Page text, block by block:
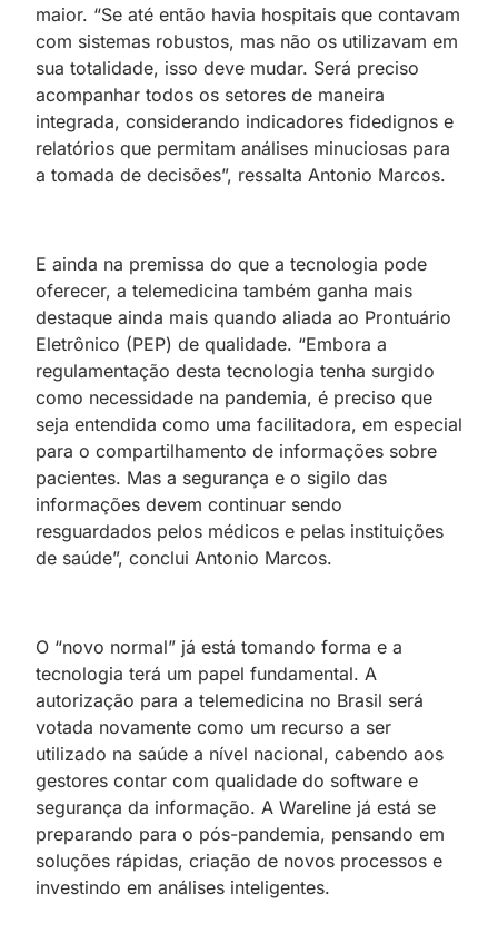
maior. “Se até então havia hospitais que contavam
com sistemas robustos, mas não os utilizavam em
sua totalidade, isso deve mudar. Será preciso
acompanhar todos os setores de maneira
integrada, considerando indicadores fidedignos e
relatórios que permitam análises minuciosas para
a tomada de decisões”, ressalta Antonio Marcos.
E ainda na premissa do que a tecnologia pode
oferecer, a telemedicina também ganha mais
destaque ainda mais quando aliada ao Prontuário
Eletrônico (PEP) de qualidade. “Embora a
regulamentação desta tecnologia tenha surgido
como necessidade na pandemia, é preciso que
seja entendida como uma facilitadora, em especial
para o compartilhamento de informações sobre
pacientes. Mas a segurança e o sigilo das
informações devem continuar sendo
resguardados pelos médicos e pelas instituições
de saúde”, conclui Antonio Marcos.
O “novo normal” já está tomando forma e a
tecnologia terá um papel fundamental. A
autorização para a telemedicina no Brasil será
votada novamente como um recurso a ser
utilizado na saúde a nível nacional, cabendo aos
gestores contar com qualidade do software e
segurança da informação. A Wareline já está se
preparando para o pós-pandemia, pensando em
soluções rápidas, criação de novos processos e
investindo em análises inteligentes.